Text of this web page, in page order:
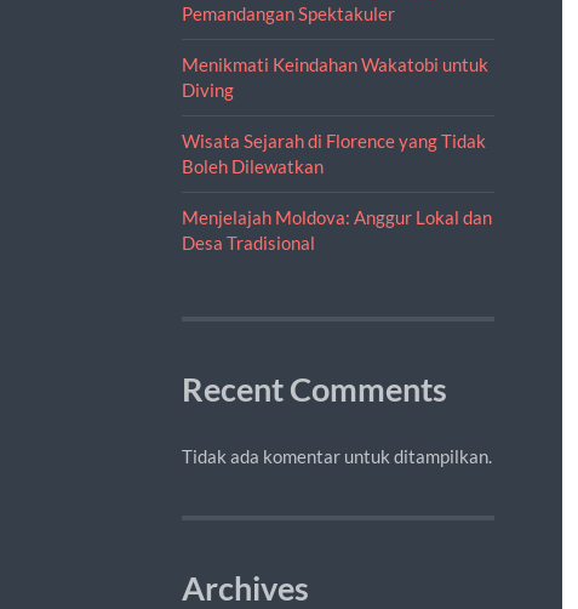
Pemandangan Spektakuler
Menikmati Keindahan Wakatobi untuk
Diving
Wisata Sejarah di Florence yang Tidak
Boleh Dilewatkan
Menjelajah Moldova: Anggur Lokal dan
Desa Tradisional
Recent Comments
Tidak ada komentar untuk ditampilkan.
Archives